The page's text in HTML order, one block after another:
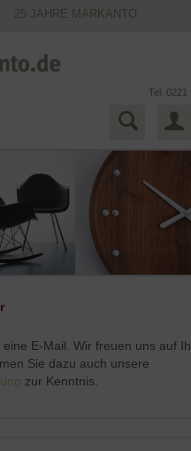
25 JAHRE MARKANTO
Tel. 0221
E-Mail. Wir freuen uns auf
Sie dazu auch unsere
zur Kenntnis.